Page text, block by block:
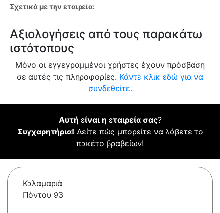
Σχετικά με την εταιρεία:
Αξιολογήσεις από τους παρακάτω
ιστότοπους
Μόνο οι εγγεγραμμένοι χρήστες έχουν πρόσβαση
σε αυτές τις πληροφορίες. Κάντε κλικ εδώ για να
συνδεθείτε.
Αυτή είναι η εταιρεία σας?
Συγχαρητήρια! Δείτε πώς μπορείτε να λάβετε το
πακέτο βραβείων!
Καλαμαριά
Πόντου 93